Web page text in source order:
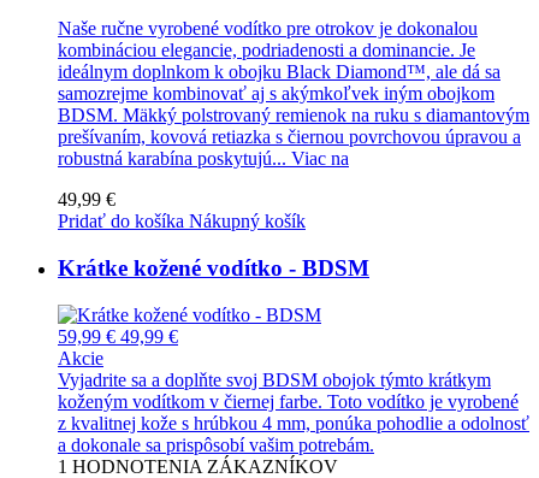
Naše ručne vyrobené vodítko pre otrokov je dokonalou
kombináciou elegancie, podriadenosti a dominancie. Je
ideálnym doplnkom k obojku Black Diamond™, ale dá sa
samozrejme kombinovať aj s akýmkoľvek iným obojkom
BDSM. Mäkký polstrovaný remienok na ruku s diamantovým
prešívaním, kovová retiazka s čiernou povrchovou úpravou a
robustná karabína poskytujú... Viac na
49,99 €
Pridať do košíka Nákupný košík
Krátke kožené vodítko - BDSM
59,99 € 49,99 €
Akcie
Vyjadrite sa a doplňte svoj BDSM obojok týmto krátkym
koženým vodítkom v čiernej farbe. Toto vodítko je vyrobené
z kvalitnej kože s hrúbkou 4 mm, ponúka pohodlie a odolnosť
a dokonale sa prispôsobí vašim potrebám.
1 HODNOTENIA ZÁKAZNÍKOV